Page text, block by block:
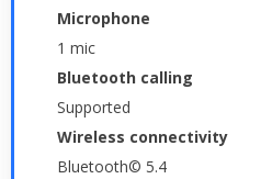
Microphone
1 mic
Bluetooth calling
Supported
Wireless connectivity
Bluetooth© 5.4